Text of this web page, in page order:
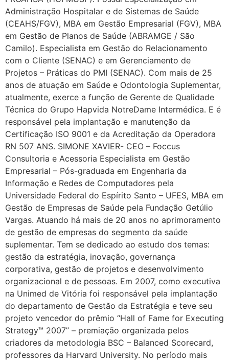
Administração Hospitalar e de Sistemas de Saúde
(CEAHS/FGV), MBA em Gestão Empresarial (FGV), MBA
em Gestão de Planos de Saúde (ABRAMGE / São
Camilo). Especialista em Gestão do Relacionamento
com o Cliente (SENAC) e em Gerenciamento de
Projetos – Práticas do PMI (SENAC). Com mais de 25
anos de atuação em Saúde e Odontologia Suplementar,
atualmente, exerce a função de Gerente de Qualidade
Técnica do Grupo Hapvida NotreDame Intermédica. E é
responsável pela implantação e manutenção da
Certificação ISO 9001 e da Acreditação da Operadora
RN 507 ANS. SIMONE XAVIER- CEO – Foccus
Consultoria e Acessoria Especialista em Gestão
Empresarial – Pós-graduada em Engenharia da
Informação e Redes de Computadores pela
Universidade Federal do Espírito Santo – UFES, MBA em
Gestão de Empresas de Saúde pela Fundação Getúlio
Vargas. Atuando há mais de 20 anos no aprimoramento
de gestão de empresas do segmento da saúde
suplementar. Tem se dedicado ao estudo dos temas:
gestão da estratégia, inovação, governança
corporativa, gestão de projetos e desenvolvimento
organizacional e de pessoas. Em 2007, como executiva
na Unimed de Vitória foi responsável pela implantação
do departamento de Gestão da Estratégia e teve seu
projeto vencedor do prêmio “Hall of Fame for Executing
Strategy™ 2007” – premiação organizada pelos
criadores da metodologia BSC – Balanced Scorecard,
professores da Harvard University. No período mais